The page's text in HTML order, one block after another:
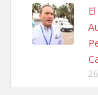
El día 5 se los
calle, se perdió
Leales.org »